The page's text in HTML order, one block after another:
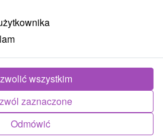
Dubnica nad Váhom
nad Váhom disponuje tromi
apartmánmi s TV, vlastným...
Odmówić
zaznaczone
wszystkim